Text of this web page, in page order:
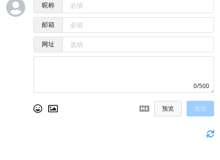
昵称
邮箱
网址
0/500
预览 发送